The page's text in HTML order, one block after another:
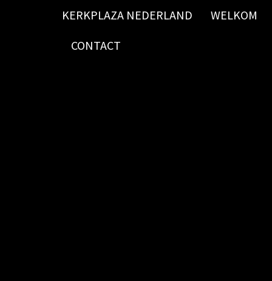
KERKPLAZA NEDERLAND WELKOM
CONTACT